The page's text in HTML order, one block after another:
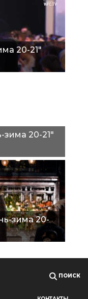
20-21"
зима 20-21"
зима 20-
ПОИСК